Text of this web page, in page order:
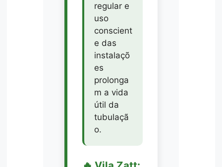
regular e
uso
conscient
e das
instalaçõ
es
prolonga
m a vida
útil da
tubulaçã
o.